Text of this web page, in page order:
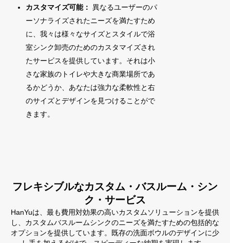
カスタマイズ可能： 異なるユーザーのパ
ーソナライズされたニーズを満たすため
に、我々は様々なサイズとスタイルで浴
室シンク卸売のためのカスタマイズされ
たサービスを提供しています。それは小
さな家族のトイレや大きな商業場所であ
るかどうか、あなたは強力な柔軟性と右
のサイズとデザインを見つけることがで
きます。
フレキシブルなカスタム・バスルーム・シン
ク・サービス
HanYuは、最も費用対効果の高いカスタムソリューションを提供
し、カスタムバスルームシンクのニーズを満たすための包括的な
オプションを提供しています。既存の洗面ボウルのデザインに少